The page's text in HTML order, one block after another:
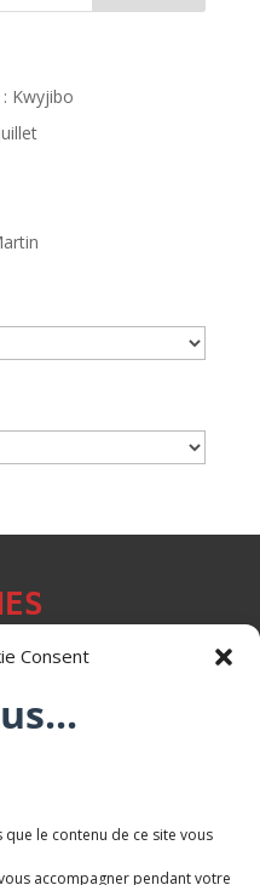
Consent
le contenu de ce site vous
accompagner pendant votre
Kwyjibo
Saint-Martin